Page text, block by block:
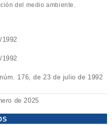
del medio ambiente.
1992
1992
176, de 23 de julio de 1992
de 2025